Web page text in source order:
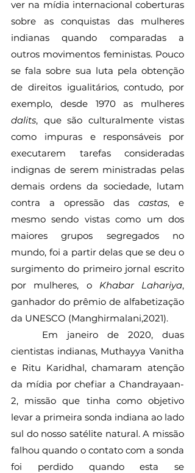
ver na mídia internacional coberturas
sobre as conquistas das mulheres
indianas quando comparadas a
outros movimentos feministas. Pouco
se fala sobre sua luta pela obtenção
de direitos igualitários, contudo, por
dalits, que são culturalmente vistas
como impuras e responsáveis por
executarem tarefas consideradas
indignas de serem ministradas pelas
demais ordens da sociedade, lutam
contra a opressão das castas, e
mesmo sendo vistas como um dos
maiores grupos segregados no
mundo, foi a partir delas que se deu o
surgimento do primeiro jornal escrito
por mulheres, o Khabar Lahariya,
ganhador do prêmio de alfabetização
da UNESCO (Manghirmalani,2021).
cientistas indianas, Muthayya Vanitha
e Ritu Karidhal, chamaram atenção
da mídia por chefiar a Chandrayaan-
2, missão que tinha como objetivo
levar a primeira sonda indiana ao lado
sul do nosso satélite natural. A missão
falhou quando o contato com a sonda
foi perdido quando esta se